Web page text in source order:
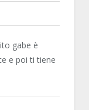
gabe è
e poi ti tiene